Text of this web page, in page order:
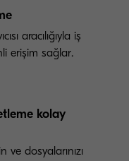
aracılığıyla iş
erişim sağlar.
kolay
dosyalarınızı